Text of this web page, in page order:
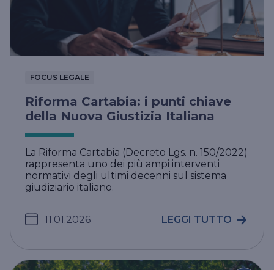
FOCUS LEGALE
Riforma Cartabia: i punti chiave
della Nuova Giustizia Italiana
La Riforma Cartabia (Decreto Lgs. n. 150/2022)
rappresenta uno dei più ampi interventi
normativi degli ultimi decenni sul sistema
giudiziario italiano.
11.01.2026 LEGGI TUTTO